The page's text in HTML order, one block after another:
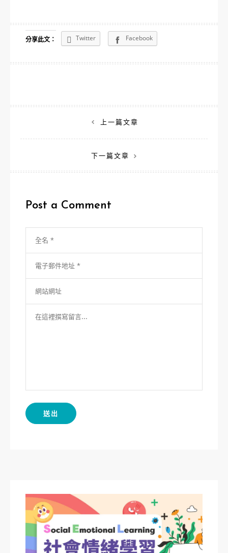
分享此文： Twitter Facebook
章
上一篇文章
下一篇文章
Post a Comment